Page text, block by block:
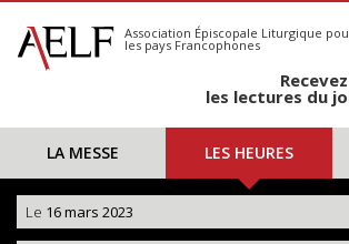
S'abonner
Calendrier
Association Épiscopale Liturgique
les pays Francophones
les lectures du
LA MESSE LES HEURES
Le 16 mars 2023